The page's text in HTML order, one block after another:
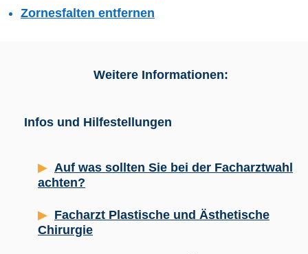
Zornesfalten entfernen
Weitere Informationen:
Infos und Hilfestellungen
Auf was sollten Sie bei der Facharztwahl
achten?
Facharzt Plastische und Ästhetische
Chirurgie